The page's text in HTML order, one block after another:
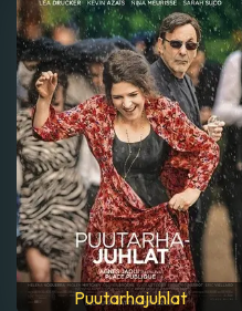
Puutarhajuhlat